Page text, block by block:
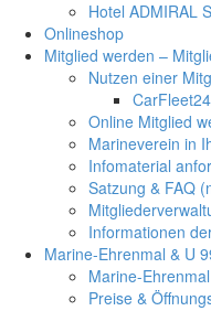
Hotel ADMIRAL
Onlineshop
Mitglied werden –
Nutzen einer
Online Mitglied
Marineverein in
Infomaterial
Satzung & FAQ
Informationen
Marine-Ehrenmal & U
Marine-
Preise &